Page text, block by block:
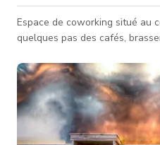
Espace de coworking situé au
quelques pas des cafés,